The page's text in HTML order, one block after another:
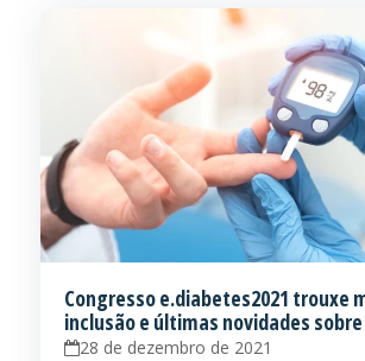
Congresso e.diabetes2021 trouxe
inclusão e últimas novidades
28 de dezembro de 2021